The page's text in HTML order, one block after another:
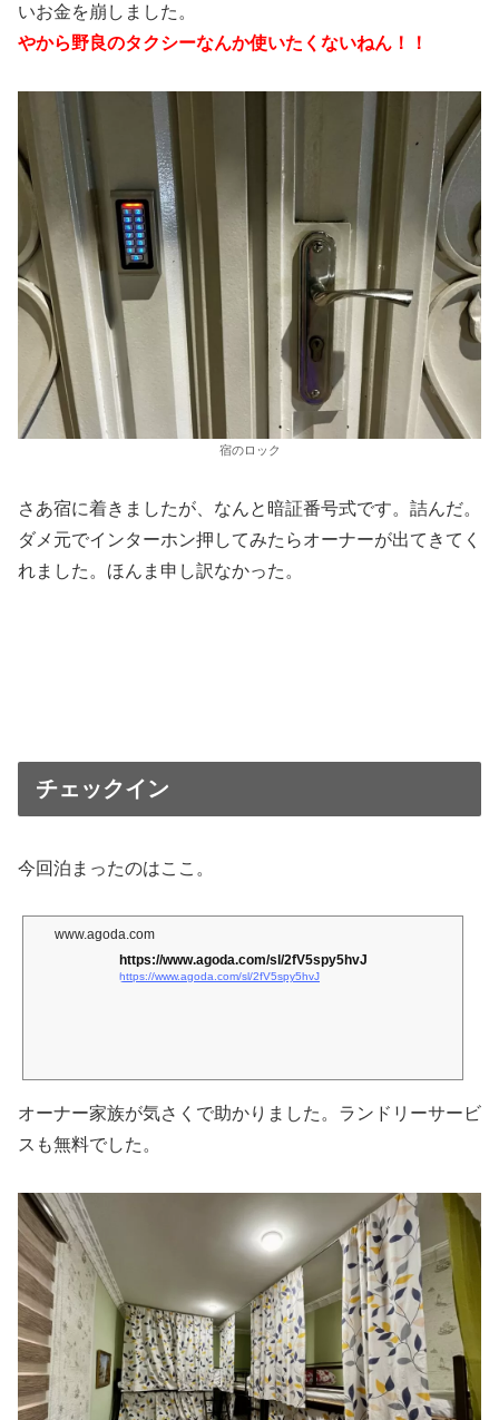
いお金を崩しました。
やから野良のタクシーなんか使いたくないねん！！
宿のロック
さあ宿に着きましたが、なんと暗証番号式です。詰んだ。
ダメ元でインターホン押してみたらオーナーが出てきてく
れました。ほんま申し訳なかった。
チェックイン
今回泊まったのはここ。
www.agoda.com
https://www.agoda.com/sl/2fV5spy5hvJ
https://www.agoda.com/sl/2fV5spy5hvJ
オーナー家族が気さくで助かりました。ランドリーサービ
スも無料でした。